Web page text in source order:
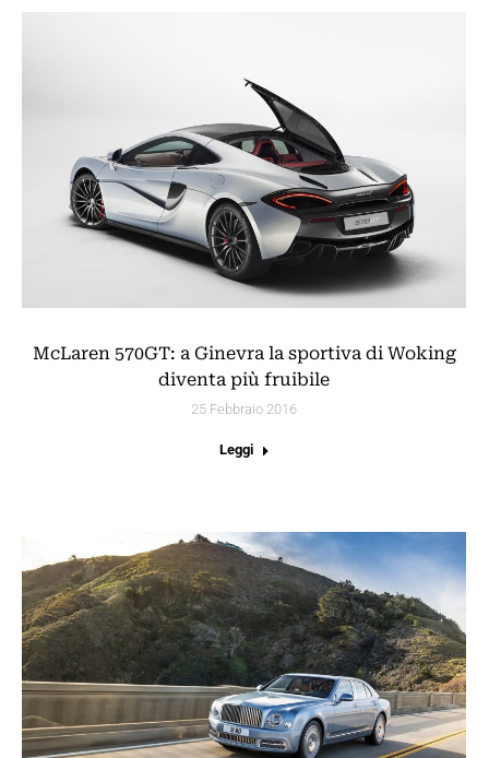
McLaren 570GT: a Ginevra la sportiva di Woking
diventa più fruibile
25 Febbraio 2016
Leggi